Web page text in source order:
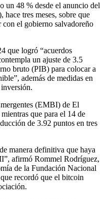
un 48 % desde el anuncio del
tres meses, sobre que
el gobierno salvadoreño
que logró “acuerdos
un ajuste de 3.5
bruto (PIB) para colocar a
además de medidas en
(EMBI) de El
que para el 14 de
de 3.92 puntos en tres
manera definitiva que haya
afirmó Rommel Rodríguez,
de la Fundación Nacional
recordó que el bitcoin